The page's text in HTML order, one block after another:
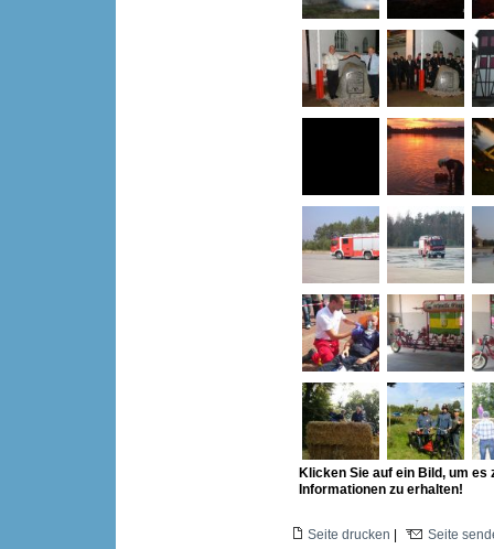
Klicken Sie auf ein Bild, um
Informationen zu erhalten!
Seite drucken Seite